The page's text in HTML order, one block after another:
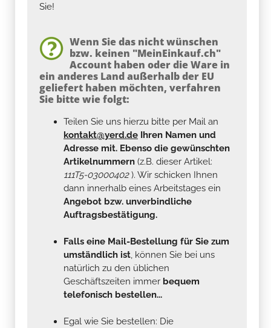
Sie!
Wenn Sie das nicht wünschen
bzw. keinen "MeinEinkauf.ch"
Account haben oder die Ware in
ein anderes Land außerhalb der EU
geliefert haben möchten, verfahren
Sie bitte wie folgt:
Teilen Sie uns hierzu bitte per Mail an
kontakt@yerd.de Ihren Namen und
Adresse mit. Ebenso die gewünschten
Artikelnummern (z.B. dieser Artikel:
111T5-03000402). Wir schicken Ihnen
dann innerhalb eines Arbeitstages ein
Angebot bzw. unverbindliche
Auftragsbestätigung.
Falls eine Mail-Bestellung für Sie zum
umständlich ist, können Sie bei uns
natürlich zu den üblichen
Geschäftszeiten immer bequem
telefonisch bestellen...
Egal wie Sie bestellen: Die